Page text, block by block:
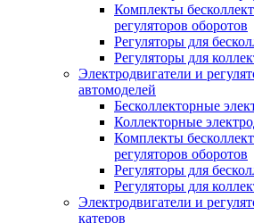
Комплекты
регуляторов оборотов
Регуляторы для
Регуляторы для
Электродвигатели и
автомоделей
Бесколлекторные
Коллекторные
Комплекты
регуляторов оборотов
Регуляторы для
Регуляторы для
Электродвигатели и
катеров